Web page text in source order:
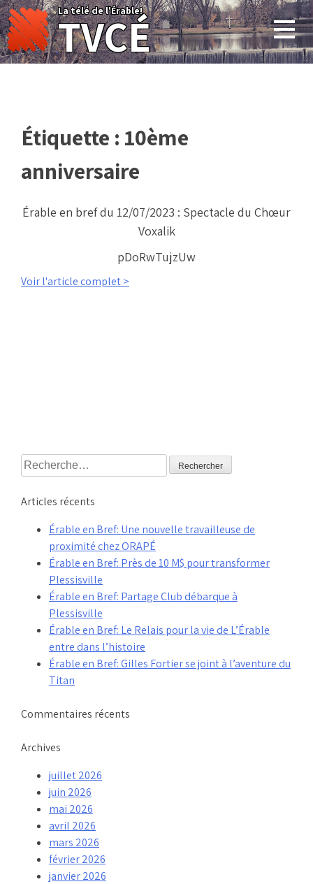
Skip
to
content
La télé de l'Érable!
TVCÉ
Étiquette : 10ème
anniversaire
Érable en bref du 12/07/2023 : Spectacle du Chœur
Voxalik
pDoRwTujzUw
Voir l'article complet >
Rechercher :
Articles récents
Érable en Bref: Une nouvelle travailleuse de
proximité chez ORAPÉ
Érable en Bref: Près de 10 M$ pour transformer
Plessisville
Érable en Bref: Partage Club débarque à
Plessisville
Érable en Bref: Le Relais pour la vie de L’Érable
entre dans l’histoire
Érable en Bref: Gilles Fortier se joint à l’aventure du
Titan
Commentaires récents
Archives
juillet 2026
juin 2026
mai 2026
avril 2026
mars 2026
février 2026
janvier 2026